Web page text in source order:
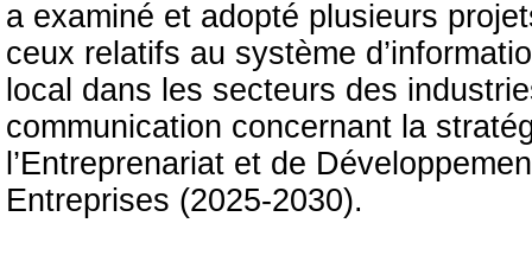
a examiné et adopté plusieurs
ceux relatifs au système
local dans les secteurs des
communication concernant la
l’Entreprenariat et de
Entreprises (2025-2030).